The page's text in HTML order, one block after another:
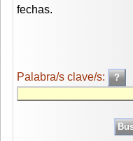
fechas.
Palabra/s clave/s: